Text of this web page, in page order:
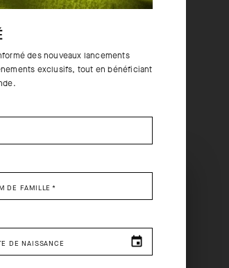
des nouveaux lancements
exclusifs, tout en bénéficiant
DE FAMILLE *
DE NAISSANCE